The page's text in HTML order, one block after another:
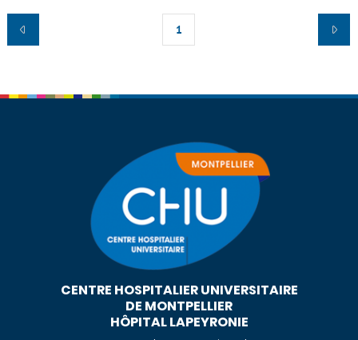
1
CENTRE HOSPITALIER UNIVERSITAIRE
DE MONTPELLIER
HÔPITAL LAPEYRONIE